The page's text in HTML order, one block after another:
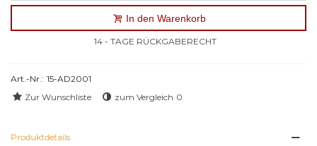
In den Warenkorb
14 - TAGE RÜCKGABERECHT
Art.-Nr.: 15-AD2001
Zur Wunschliste
zum Vergleich 0
Produktdetails